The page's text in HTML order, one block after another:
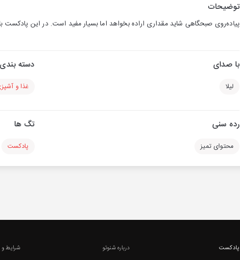
توضیحات
پیاده‌روی صبحگاهی شاید مقداری اراده بخواهد اما بسیار مفید است. در این پادکست
با صدای
لیلا
دسته
غذا و
رده سنی
محتوای تمیز
تگ ها
پادکست
پادکست
درباره شنوتو
شرایط و